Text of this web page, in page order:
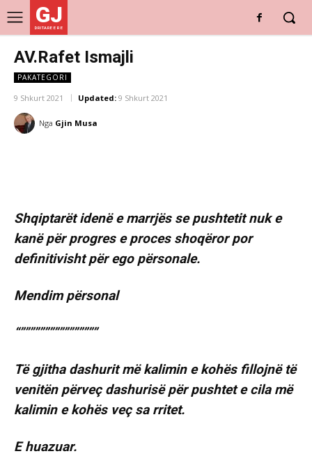
GJ
DRITARE E RE
AV.Rafet Ismajli
PAKATEGORI
9 Shkurt 2021 Updated: 9 Shkurt 2021
Nga Gjin Musa
Shqiptarët idenë e marrjës se pushtetit nuk e
kanë për progres e proces shoqëror por
definitivisht për ego përsonale.
Mendim përsonal
“””””””””””””””””
Të gjitha dashurit më kalimin e kohës fillojnë të
venitën përveç dashurisë për pushtet e cila më
kalimin e kohës veç sa rritet.
E huazuar.